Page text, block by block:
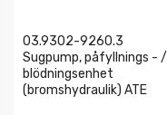
03.9302-9260.3
Sugpump, påfyllnings - /
blödningsenhet
(bromshydraulik) ATE